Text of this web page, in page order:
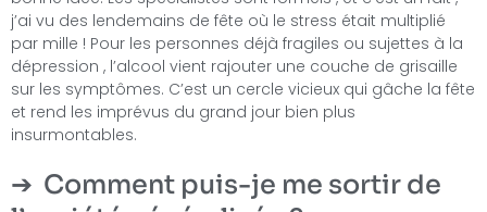
j’ai vu des lendemains de fête où le stress était multiplié
par mille ! Pour les personnes déjà fragiles ou sujettes à la
dépression , l’alcool vient rajouter une couche de grisaille
sur les symptômes. C’est un cercle vicieux qui gâche la fête
et rend les imprévus du grand jour bien plus
insurmontables.
Comment puis-je me sortir de